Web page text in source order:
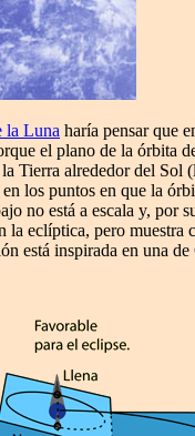
la Luna haría pensar que
el plano de la órbita
Tierra alrededor del Sol
los puntos en que la
no está a escala y, por
eclíptica, pero muestra
está inspirada en una